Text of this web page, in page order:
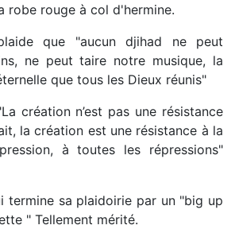
robe rouge à col d'hermine.
que "aucun djihad ne peut
ne peut taire notre musique, la
que tous les Dieux réunis"
création n’est pas une résistance
la création est une résistance à la
à toutes les répressions"
termine sa plaidoirie par un "big up
" Tellement mérité.